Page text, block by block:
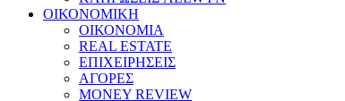
ΟΙΚΟΝΟΜΙΚΗ
ΟΙΚΟΝΟΜΙΑ
REAL ESTATE
ΕΠΙΧΕΙΡΗΣΕΙΣ
ΑΓΟΡΕΣ
MONEY REVIEW